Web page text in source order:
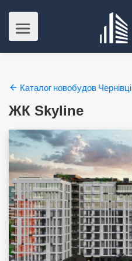
Каталог новобудов Чернівці
ЖК Skyline